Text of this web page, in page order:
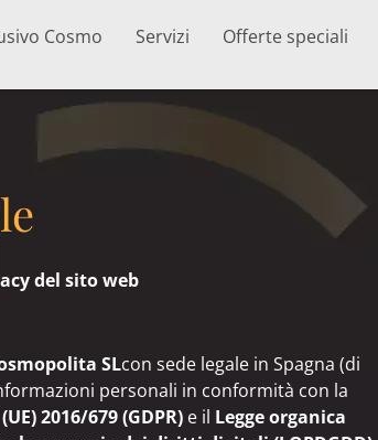
Cosmo Servizi Offerte speciali
del sito web
SLcon sede legale in Spagna (di
personali in conformità con la
2016/679 (GDPR) e il Legge organica